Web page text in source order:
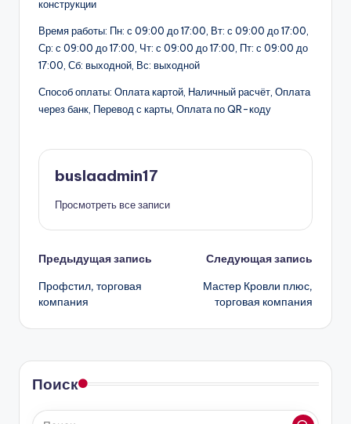
конструкции
Время работы: Пн: с 09:00 до 17:00, Вт: с 09:00 до 17:00,
Ср: с 09:00 до 17:00, Чт: с 09:00 до 17:00, Пт: с 09:00 до
17:00, Сб: выходной, Вс: выходной
Способ оплаты: Оплата картой, Наличный расчёт, Оплата
через банк, Перевод с карты, Оплата по QR-коду
buslaadmin17
Просмотреть все записи
Навигация
записи
Предыдущая запись
Профстил, торговая
компания
Следующая запись
Мастер Кровли плюс,
торговая компания
Поиск